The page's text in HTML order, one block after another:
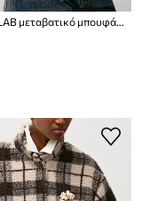
Answear.LAB μεταβατικό μπουφάν γυναικείο βαμβακερό